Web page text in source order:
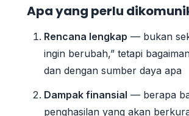
Apa yang perlu
Rencana lengkap — bukan
ingin berubah,” tetapi
dan dengan sumber daya apa
Dampak finansial — berapa
penghasilan yang akan